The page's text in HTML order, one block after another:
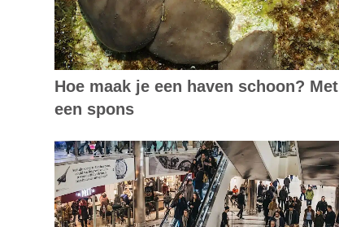
Hoe maak je een haven schoon? Met
een spons